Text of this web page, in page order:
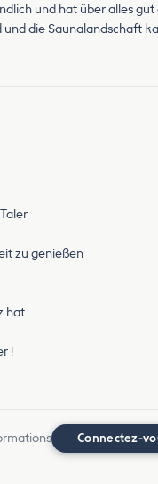
und hat über alles
die Saunalandschaft
zu genießen
hat.
!
Connectez-